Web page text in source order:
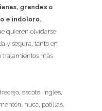
grandes o
e indoloro.
quieren olvidarse
y segura, tanto en
tratamientos más
escote, ingles,
nuca, patillas,